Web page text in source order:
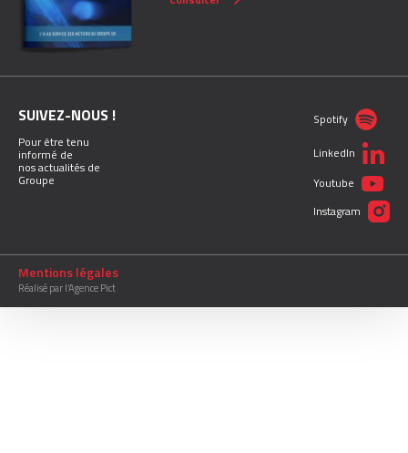
SUIVEZ-NOUS !
Pour être tenu
informé de
nos actualités de
Groupe
Spotify
LinkedIn
Youtube
Instagram
Mentions légales
Réalisé par l’Agence Pict